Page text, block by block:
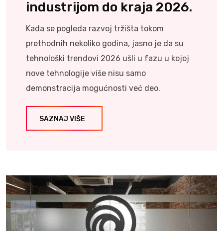
industrijom do kraja 2026.
Kada se pogleda razvoj tržišta tokom
prethodnih nekoliko godina, jasno je da su
tehnološki trendovi 2026 ušli u fazu u kojoj
nove tehnologije više nisu samo
demonstracija mogućnosti već deo.
SAZNAJ VIŠE